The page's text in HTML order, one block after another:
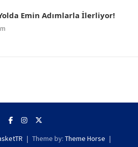
Emin Adımlarla İlerliyor!
Theme by: Theme Horse